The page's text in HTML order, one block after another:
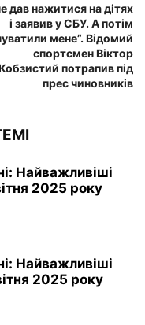
дав нажитися на дітях
і заявив у СБУ. А потім
мене”. Відомий
спортсмен Віктор
потрапив під
прес чиновників
Найважливіші
2025 року
Найважливіші
2025 року